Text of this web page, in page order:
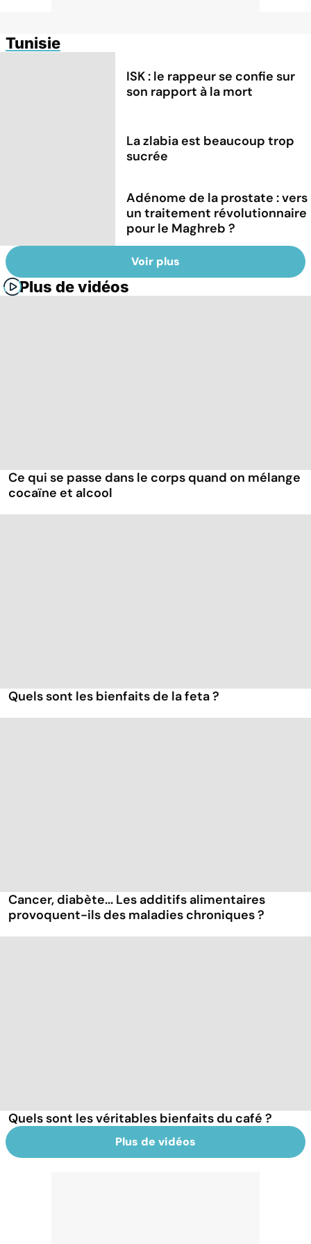
Tunisie
ISK : le rappeur se confie sur
son rapport à la mort
La zlabia est beaucoup trop
sucrée
Adénome de la prostate : vers
un traitement révolutionnaire
pour le Maghreb ?
Voir plus
Plus de vidéos
Ce qui se passe dans le corps quand on mélange
cocaïne et alcool
Quels sont les bienfaits de la feta ?
Cancer, diabète... Les additifs alimentaires
provoquent-ils des maladies chroniques ?
Quels sont les véritables bienfaits du café ?
Plus de vidéos